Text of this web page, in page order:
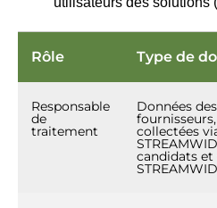
Rôle Type de
Responsable
de
traitement
Données
collectées
candidats et